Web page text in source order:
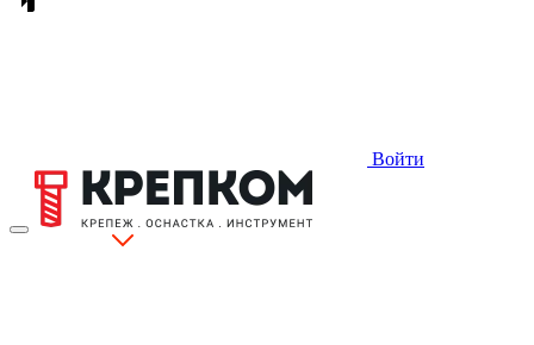
Войти